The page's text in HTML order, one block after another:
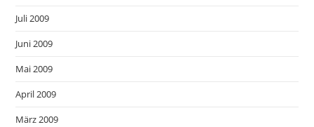
Juli 2009
Juni 2009
Mai 2009
April 2009
März 2009